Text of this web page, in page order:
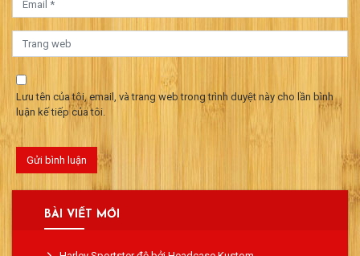
Lưu tên của tôi, email, và trang web trong trình duyệt này cho lần bình
luận kế tiếp của tôi.
BÀI VIẾT MỚI